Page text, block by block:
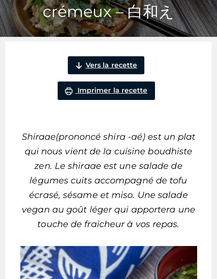
crémeux – 白和え
Vers la recette
Imprimer la recette
Shiraae(prononcé shira -aé) est un plat
qui nous vient de la cuisine boudhiste
zen. Le shiraae est une salade de
légumes cuits accompagné de tofu
écrasé, sésame et miso. Une salade
vegan au goût léger qui apportera une
touche de fraicheur à vos repas.